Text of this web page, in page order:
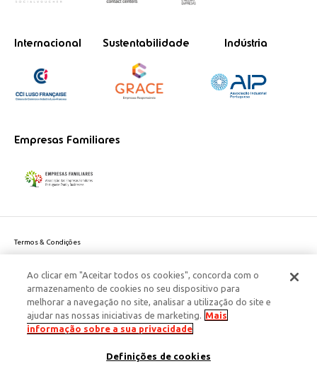
Internacional Sustentabilidade Indústria
Empresas Familiares
Termos & Condições
Politica de Cookies
Política de Privacidade Dados Pessoais
Responsabilidade Social Corporativa
Este site é protegido pelo reCAPTCHA e aplicam-se a
da Google.
Ao clicar em "Aceitar todos os cookies", concorda com o
armazenamento de cookies no seu dispositivo para
melhorar a navegação no site, analisar a utilização do site e
ajudar nas nossas iniciativas de marketing. Mais
informação sobre a sua privacidade
Definições de cookies